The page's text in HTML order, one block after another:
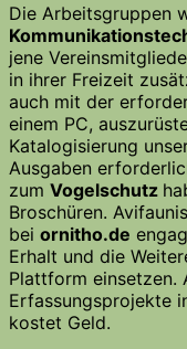
Die Arbeitsgruppen
jene
in ihrer Freizeit
auch mit der
einem PC,
Katalogisierung
Ausgaben
zum Vogelschutz
Broschüren.
bei ornitho.de
Erhalt und die
Plattform einsetzen.
Erfassungsprojekte
kostet Geld.